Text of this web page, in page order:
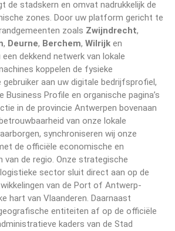
de stadskern en omvat nadrukkelijk de
zones. Door uw platform gericht te
zoals Zwijndrecht,
, Deurne, Berchem, Wilrijk en
dekkend netwerk van lokale
koppelen de fysieke
aan uw digitale bedrijfsprofiel,
Business Profile en organische pagina’s
in de provincie Antwerpen bovenaan
van onze lokale
synchroniseren wij onze
de officiële economische en
van de regio. Onze strategische
sector sluit direct aan op de
van de Port of Antwerp-
hart van Vlaanderen. Daarnaast
entiteiten af op de officiële
kaders van de Stad